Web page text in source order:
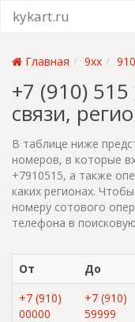
kykart.ru
Главная 9xx 910
+7 (910)
связи,
В таблице ниже
номеров, в которые
+7910515, а также
каких регионах.
номеру сотового
телефона в
От До
+7 (910)
00000
+7 (910)
59999